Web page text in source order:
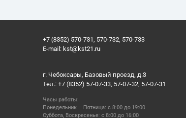
+7 (8352) 570-731, 570-732, 570-733
E-mail: kst@kst21.ru
г. Чебоксары, Базовый проезд, д.3
Тел.: +7 (8352) 57-07-33, 57-07-32, 57-07-31
Часы работы:
Понедельник – Пятница: с 8:00 до 19:00
Суббота, Воскресенье: с 8:00 до 16:00